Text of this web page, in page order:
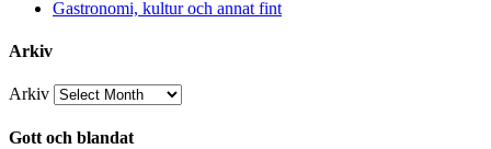
Gastronomi, kultur och annat fint
Arkiv
Arkiv
Gott och blandat